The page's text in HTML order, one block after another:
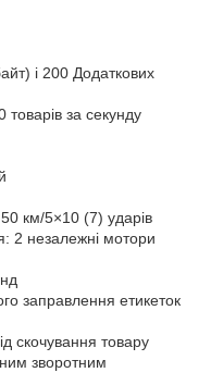
і 200 Додаткових
за секунду
км/5×10 (7) ударів
2 незалежні мотори
заправлення етикеток
скочування товару
зворотним